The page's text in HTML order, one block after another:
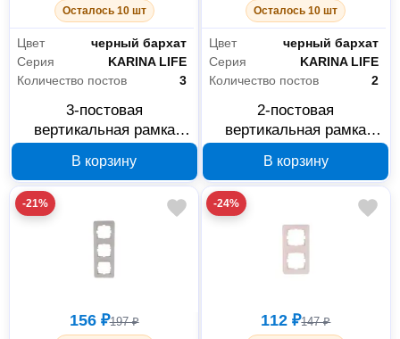
Осталось 10 шт
Цвет
черный бархат
Серия
KARINA LIFE
Количество постов
3
3-постовая
вертикальная рамка
черный бархат 708-
4200-153
В корзину
Осталось 10 шт
Цвет
черный бархат
Серия
KARINA LIFE
Количество постов
2
2-постовая
вертикальная рамка
черный бархат 708-
4200-152
В корзину
-21%
156 ₽197 ₽
-24%
112 ₽147 ₽